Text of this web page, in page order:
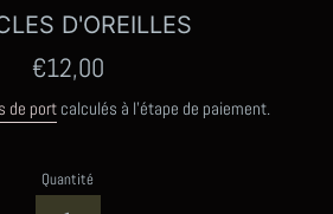
D'OREILLES
Prix
€12,00
de port calculés à l'étape de paiement.
Quantité